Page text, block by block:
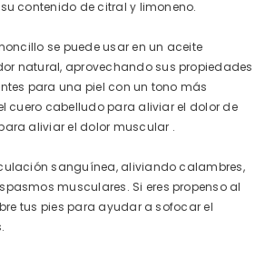
contenido de citral y limoneno.
se puede usar en un aceite
natural, aprovechando sus propiedades
para una piel con un tono más
cuero cabelludo para aliviar el dolor de
aliviar el dolor muscular .
sanguínea, aliviando calambres,
musculares. Si eres propenso al
tus pies para ayudar a sofocar el